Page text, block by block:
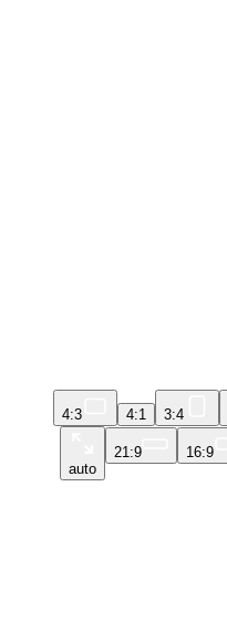
3:4
4:1
4:3
16:9
21:9
auto